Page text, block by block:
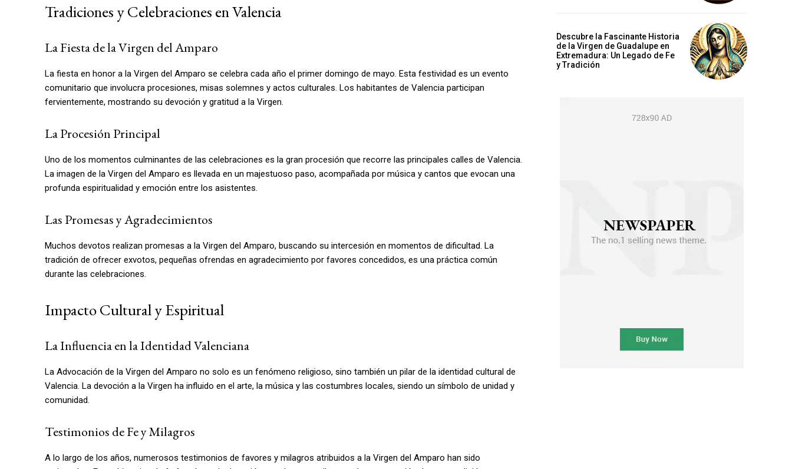
Tradiciones y Celebraciones en Valencia
La Fiesta de la Virgen del Amparo
La fiesta en honor a la Virgen del Amparo se celebra cada año el primer domingo de mayo. Esta festividad es un evento
comunitario que involucra procesiones, misas solemnes y actos culturales. Los habitantes de Valencia participan
fervientemente, mostrando su devoción y gratitud a la Virgen.
La Procesión Principal
Uno de los momentos culminantes de las celebraciones es la gran procesión que recorre las principales calles de Valencia.
La imagen de la Virgen del Amparo es llevada en un majestuoso paso, acompañada por música y cantos que evocan una
profunda espiritualidad y emoción entre los asistentes.
Las Promesas y Agradecimientos
Muchos devotos realizan promesas a la Virgen del Amparo, buscando su intercesión en momentos de dificultad. La
tradición de ofrecer exvotos, pequeñas ofrendas en agradecimiento por favores concedidos, es una práctica común
durante las celebraciones.
Impacto Cultural y Espiritual
La Influencia en la Identidad Valenciana
La Advocación de la Virgen del Amparo no solo es un fenómeno religioso, sino también un pilar de la identidad cultural de
Valencia. La devoción a la Virgen ha influido en el arte, la música y las costumbres locales, siendo un símbolo de unidad y
comunidad.
Testimonios de Fe y Milagros
A lo largo de los años, numerosos testimonios de favores y milagros atribuidos a la Virgen del Amparo han sido
Descubre la Fascinante Historia
de la Virgen de Guadalupe en
Extremadura: Un Legado de Fe
y Tradición